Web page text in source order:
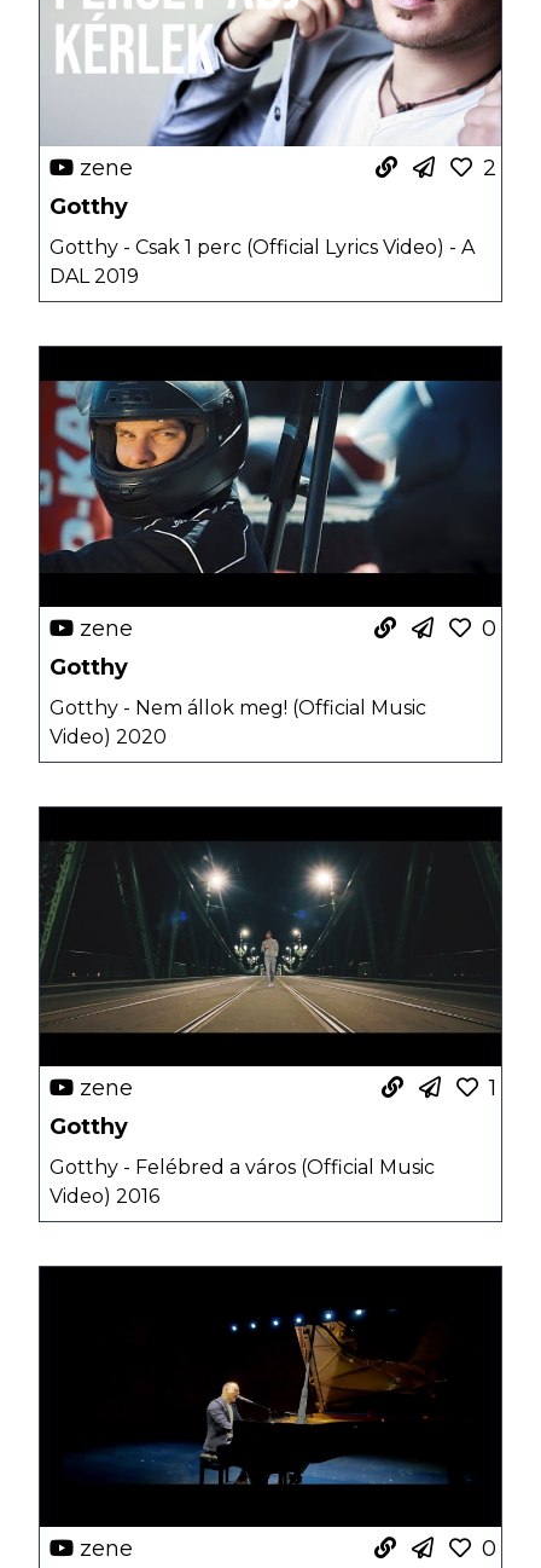
zene
2
Gotthy
Gotthy - Csak 1 perc (Official Lyrics Video) - A
DAL 2019
zene
0
Gotthy
Gotthy - Nem állok meg! (Official Music
Video) 2020
zene
1
Gotthy
Gotthy - Felébred a város (Official Music
Video) 2016
zene 0